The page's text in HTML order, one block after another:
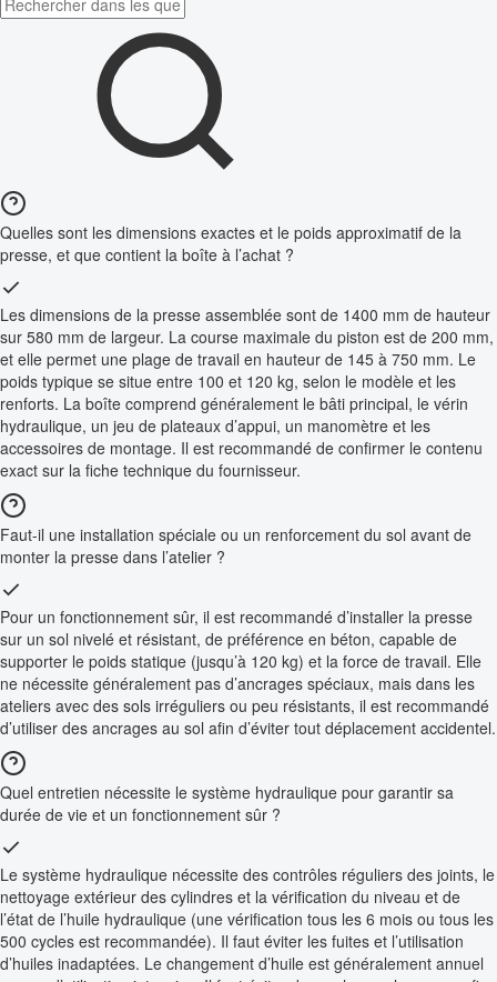
Quelles sont les dimensions exactes et le poids approximatif de la
presse, et que contient la boîte à l’achat ?
Les dimensions de la presse assemblée sont de 1400 mm de hauteur
sur 580 mm de largeur. La course maximale du piston est de 200 mm,
et elle permet une plage de travail en hauteur de 145 à 750 mm. Le
poids typique se situe entre 100 et 120 kg, selon le modèle et les
renforts. La boîte comprend généralement le bâti principal, le vérin
hydraulique, un jeu de plateaux d’appui, un manomètre et les
accessoires de montage. Il est recommandé de confirmer le contenu
exact sur la fiche technique du fournisseur.
Faut-il une installation spéciale ou un renforcement du sol avant de
monter la presse dans l’atelier ?
Pour un fonctionnement sûr, il est recommandé d’installer la presse
sur un sol nivelé et résistant, de préférence en béton, capable de
supporter le poids statique (jusqu’à 120 kg) et la force de travail. Elle
ne nécessite généralement pas d’ancrages spéciaux, mais dans les
ateliers avec des sols irréguliers ou peu résistants, il est recommandé
d’utiliser des ancrages au sol afin d’éviter tout déplacement accidentel.
Quel entretien nécessite le système hydraulique pour garantir sa
durée de vie et un fonctionnement sûr ?
Le système hydraulique nécessite des contrôles réguliers des joints, le
nettoyage extérieur des cylindres et la vérification du niveau et de
l’état de l’huile hydraulique (une vérification tous les 6 mois ou tous les
500 cycles est recommandée). Il faut éviter les fuites et l’utilisation
d’huiles inadaptées. Le changement d’huile est généralement annuel